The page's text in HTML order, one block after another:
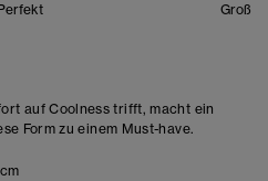
Groß
auf Coolness trifft, macht ein
Form zu einem Must-have.